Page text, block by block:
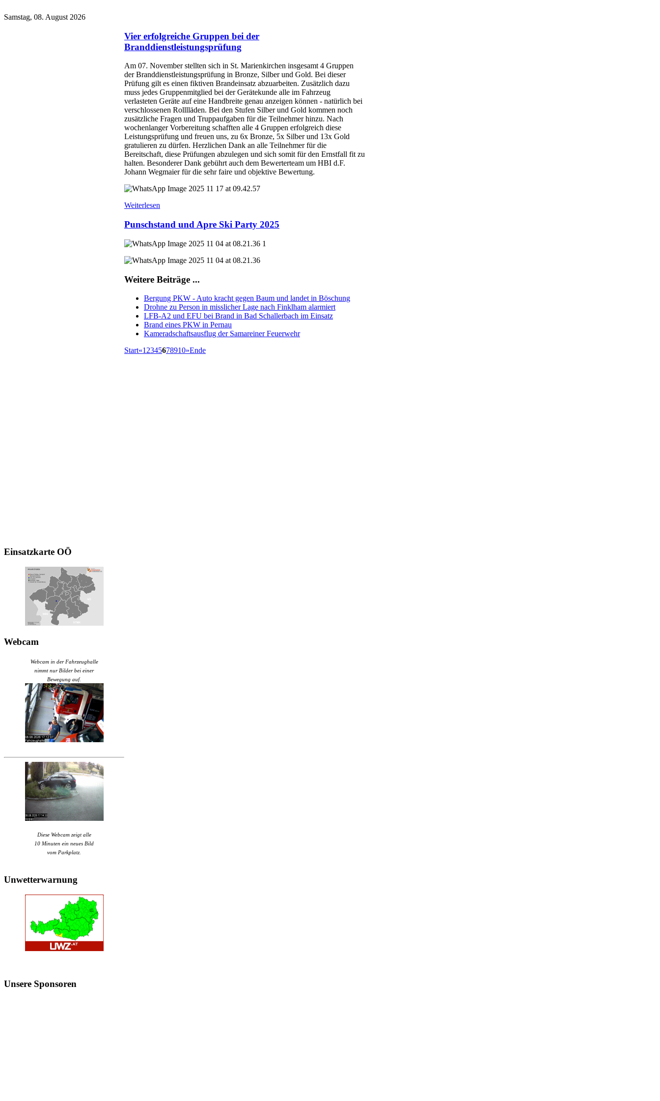
Samstag, 08. August 2026
Vier erfolgreiche Gruppen bei der
Branddienstleistungsprüfung
Am 07. November stellten sich in St. Marienkirchen insgesamt 4 Gruppen
der Branddienstleistungsprüfung in Bronze, Silber und Gold. Bei dieser
Prüfung gilt es einen fiktiven Brandeinsatz abzuarbeiten. Zusätzlich dazu
muss jedes Gruppenmitglied bei der Gerätekunde alle im Fahrzeug
verlasteten Geräte auf eine Handbreite genau anzeigen können - natürlich bei
verschlossenen Rolllläden. Bei den Stufen Silber und Gold kommen noch
zusätzliche Fragen und Truppaufgaben für die Teilnehmer hinzu. Nach
wochenlanger Vorbereitung schafften alle 4 Gruppen erfolgreich diese
Leistungsprüfung und freuen uns, zu 6x Bronze, 5x Silber und 13x Gold
gratulieren zu dürfen. Herzlichen Dank an alle Teilnehmer für die
Bereitschaft, diese Prüfungen abzulegen und sich somit für den Ernstfall fit zu
halten. Besonderer Dank gebührt auch dem Bewerterteam um HBI d.F.
Johann Wegmaier für die sehr faire und objektive Bewertung.
Weiterlesen
Punschstand und Apre Ski Party 2025
Weitere Beiträge ...
Bergung PKW - Auto kracht gegen Baum und landet in Böschung
Drohne zu Person in misslicher Lage nach Finklham alarmiert
LFB-A2 und EFU bei Brand in Bad Schallerbach im Einsatz
Brand eines PKW in Pernau
Kameradschaftsausflug der Samareiner Feuerwehr
Start«1 2345678910»Ende
Einsatzkarte OÖ
Webcam
Webcam in der Fahrzeughalle
nimmt nur Bilder bei einer
Bewegung auf.
Diese Webcam zeigt alle
10 Minuten ein neues Bild
vom Parkplatz.
Unwetterwarnung
Unsere Sponsoren